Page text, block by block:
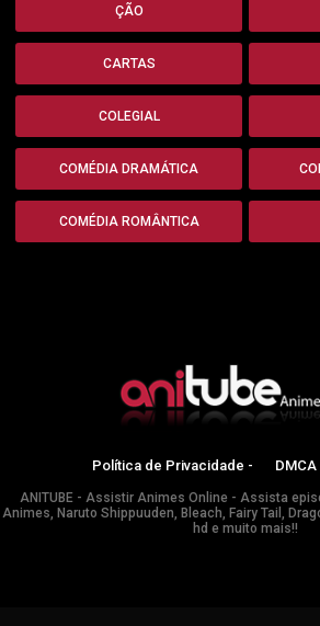
ÇÃO
CARTAS
COLEGIAL
COMÉDIA DRAMÁTICA
COMÉDIA ROMÂNTICA
Política de Privacidade - DMCA
ANITUBE - Assistir Animes Online - Assista
Animes, Naruto Shippuuden, Bleach, Fairy Tail,
hd e muito mais!!